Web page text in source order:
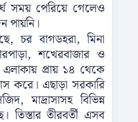
সময় পেরিয়ে গেলেও
পায়নি।
চর বাগডহরা, মিনা
শখেরবাজার ও
প্রায় ১৪ থেকে
করে। এছাড়া সরকারি
মাদ্রাসাসহ বিভিন্ন
তিস্তার তীরবর্তী এসব